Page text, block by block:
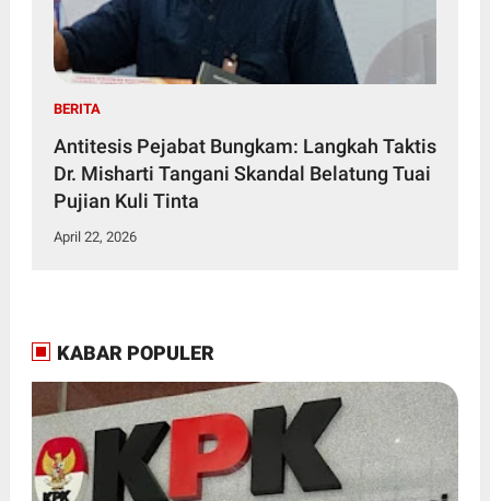
BERITA
Antitesis Pejabat Bungkam: Langkah Taktis
Dr. Misharti Tangani Skandal Belatung Tuai
Pujian Kuli Tinta
April 22, 2026
KABAR POPULER